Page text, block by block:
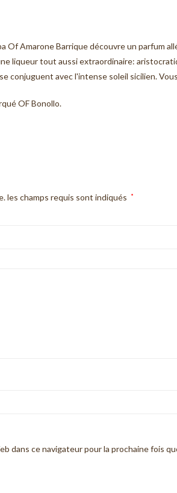
Of Amarone Barrique découvre un parfum
liqueur tout aussi extraordinaire:
conjuguent avec l'intense soleil sicilien.
OF Bonollo.
les champs requis sont indiqués *
dans ce navigateur pour la prochaine fois